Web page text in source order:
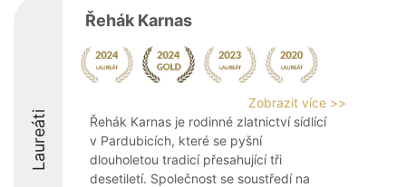
Laureáti
Řehák Karnas
Zobrazit více >>
Řehák Karnas je rodinné zlatnictví sídlící
v Pardubicích, které se pyšní
dlouholetou tradicí přesahující tři
desetiletí. Společnost se soustředí na